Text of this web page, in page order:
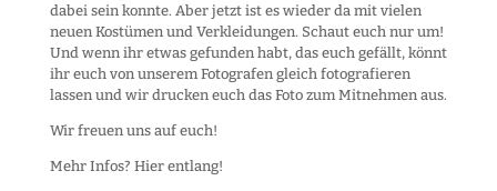
dabei sein konnte. Aber jetzt ist es wieder da mit vielen
neuen Kostümen und Verkleidungen. Schaut euch nur um!
Und wenn ihr etwas gefunden habt, das euch gefällt, könnt
ihr euch von unserem Fotografen gleich fotografieren
lassen und wir drucken euch das Foto zum Mitnehmen aus.
Wir freuen uns auf euch!
Mehr Infos? Hier entlang!